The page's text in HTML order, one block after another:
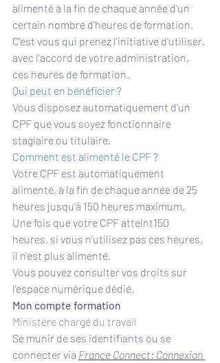
alimenté à la fin de chaque année d'un
certain nombre d'heures de formation.
C'est vous qui prenez l'initiative d'utiliser,
avec l'accord de votre administration,
ces heures de formation.
Qui peut en bénéficier ?
Vous disposez automatiquement d'un
CPF que vous soyez fonctionnaire
stagiaire ou titulaire.
Comment est alimenté le CPF ?
Votre CPF est automatiquement
alimenté, à la fin de chaque année de 25
heures jusqu'à 150 heures maximum.
Une fois que votre CPF atteint150
heures, si vous n'utilisez pas ces heures,
il n'est plus alimenté.
Vous pouvez consulter vos droits sur
l'espace numérique dédié.
Mon compte formation
Ministère chargé du travail
Se munir de ses identifiants ou se
connecter via France Connect: Connexion